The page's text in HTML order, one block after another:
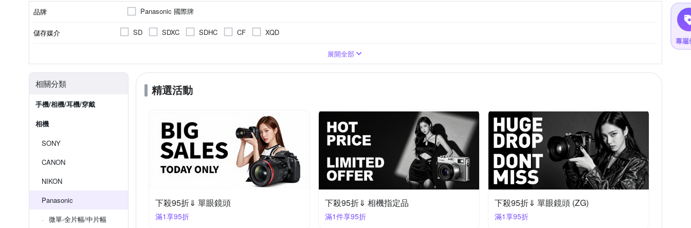
品牌 Panasonic 國際牌
儲存媒介 SD SDXC SDHC CF XQD
BSI CMOS(高感光背照式)
1601萬~2000萬像素 3001萬~5000萬像素
展開全部
相關分類
手機/相機/耳機/穿戴
相機
SONY
CANON
NIKON
Panasonic
微單-全片幅/中片幅
精選活動
下殺95折⇓ 單眼鏡頭
滿1享95折
下殺95折⇓ 相機指定品
滿1件享95折
下殺95折⇓ 單眼鏡頭 (ZG)
滿1享95折